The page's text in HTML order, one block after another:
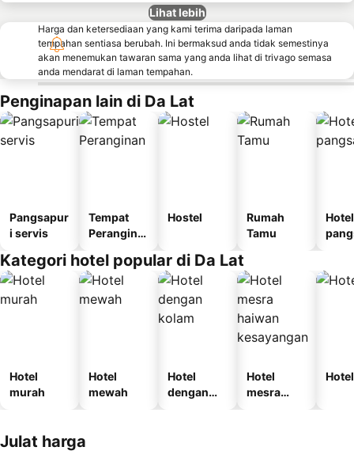
Lihat lebih
Harga dan ketersediaan yang kami terima daripada laman
tempahan sentiasa berubah. Ini bermaksud anda tidak semestinya
akan menemukan tawaran sama yang anda lihat di trivago semasa
anda mendarat di laman tempahan.
Penginapan lain di Da Lat
Pangsapur
i servis
Tempat
Perangina
Hostel
Rumah
Tamu
Hotel
Kategori hotel popular di Da Lat
Hotel
murah
Hotel
mewah
Hotel
dengan
Hotel
mesra
Julat harga